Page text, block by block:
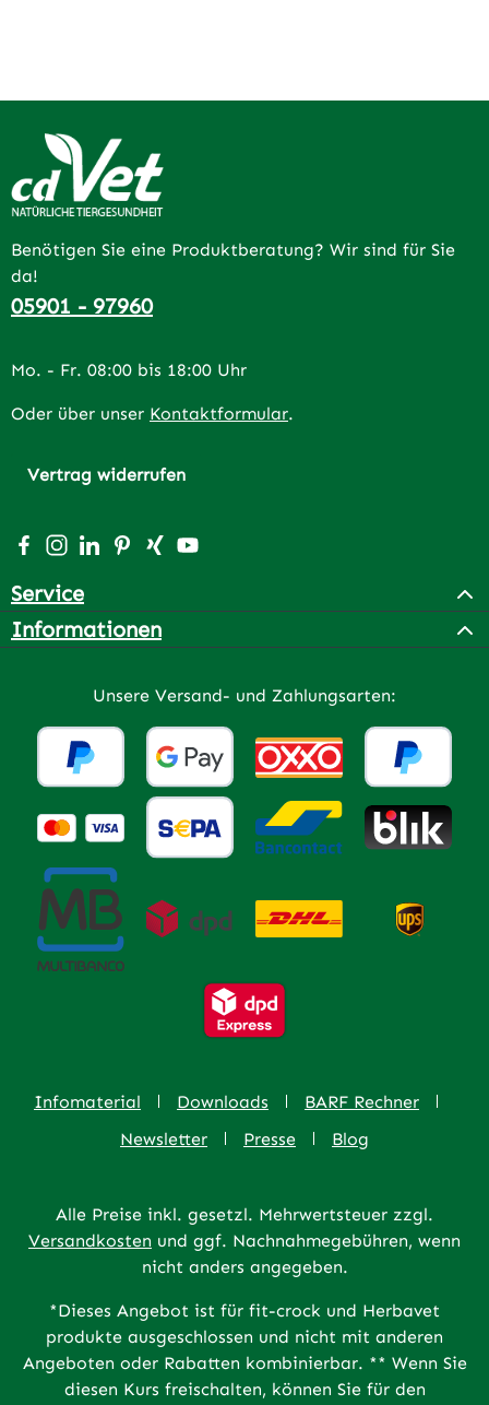
Benötigen Sie eine Produktberatung? Wir sind für Sie
da!
05901 - 97960
Mo. - Fr. 08:00 bis 18:00 Uhr
Oder über unser Kontaktformular.
Vertrag widerrufen
Besuche uns auf Facebook – öffnet in neuem Tab
Schau auf Instagram vorbei – öffnet in neuem Tab
Vernetze dich mit uns auf LinkedIn – öffnet in
Lass dich auf Pinterest inspirieren – öffnet
Vernetze dich mit uns auf Xing – öffnet
Sieh dir unsere Videos auf YouTube
Service
Informationen
Unsere Versand- und Zahlungsarten:
Infomaterial Downloads
BARF Rechner
Newsletter
Presse Blog
Alle Preise inkl. gesetzl. Mehrwertsteuer zzgl.
Versandkosten und ggf. Nachnahmegebühren, wenn
nicht anders angegeben.
*Dieses Angebot ist für fit-crock und Herbavet
produkte ausgeschlossen und nicht mit anderen
Angeboten oder Rabatten kombinierbar. ** Wenn Sie
diesen Kurs freischalten, können Sie für den